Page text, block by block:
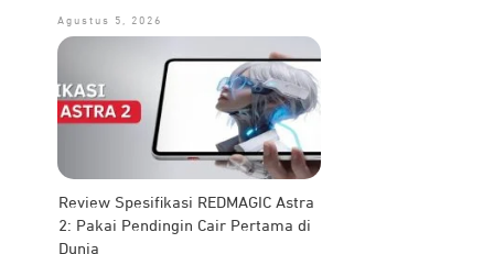
Agustus 5, 2026
Review Spesifikasi REDMAGIC Astra
2: Pakai Pendingin Cair Pertama di
Dunia